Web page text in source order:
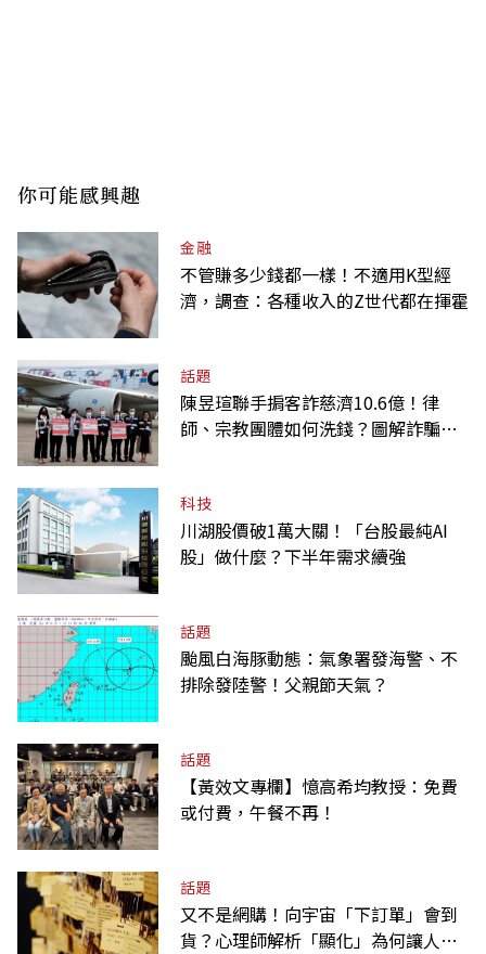
你可能感興趣
金融
不管賺多少錢都一樣！不適用K型經
濟，調查：各種收入的Z世代都在揮霍
話題
陳昱瑄聯手掮客詐慈濟10.6億！律
師、宗教團體如何洗錢？圖解詐騙關
科技
川湖股價破1萬大關！「台股最純AI
股」做什麼？下半年需求續強
話題
颱風白海豚動態：氣象署發海警、不
排除發陸警！父親節天氣？
話題
【黃效文專欄】憶高希均教授：免費
或付費，午餐不再！
話題
又不是網購！向宇宙「下訂單」會到
貨？心理師解析「顯化」為何讓人無